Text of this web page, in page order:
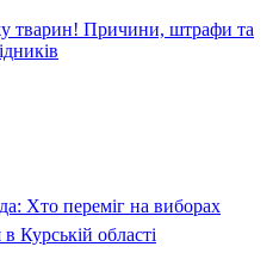
тварин! Причини, штрафи та
Хто переміг на виборах
Курській області